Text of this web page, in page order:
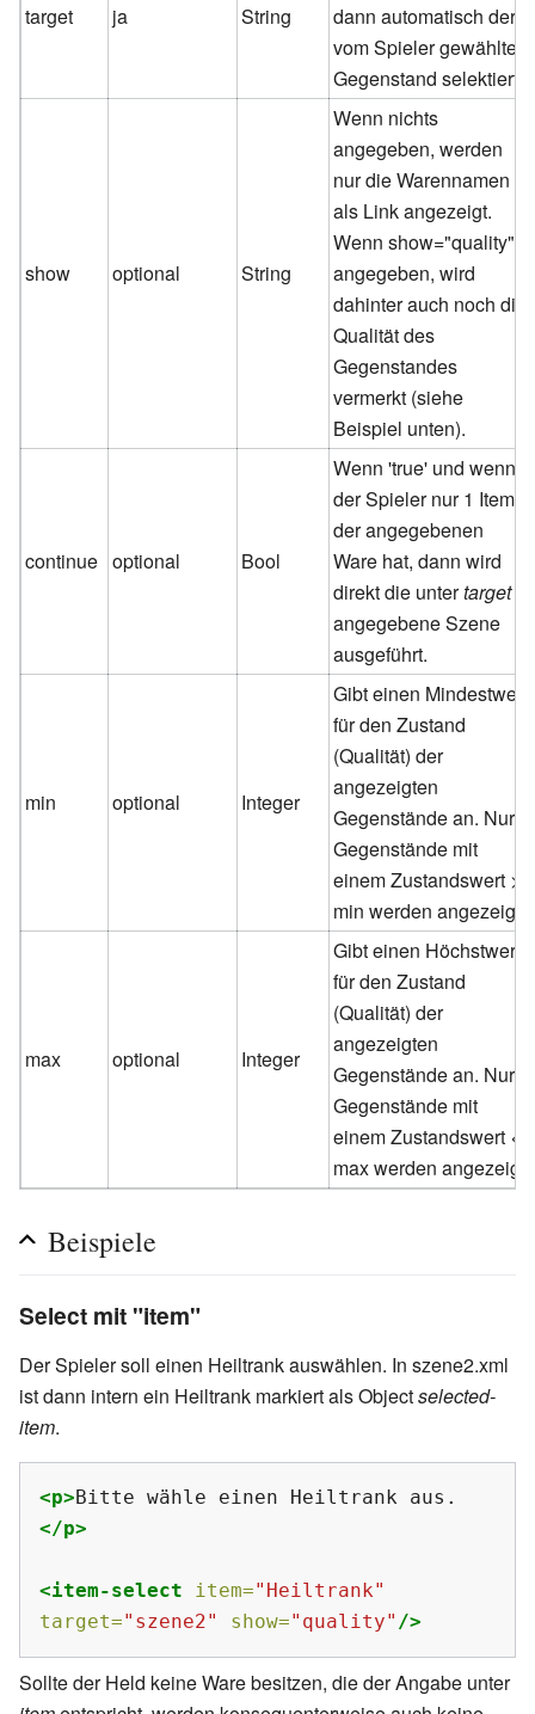
target ja String
dann automatisch der
vom Spieler gewählte
Gegenstand selektiert.
show optional String
Wenn nichts
angegeben, werden
nur die Warennamen
als Link angezeigt.
Wenn show="quality"
angegeben, wird
dahinter auch noch die
Qualität des
Gegenstandes
vermerkt (siehe
Beispiel unten).
continue optional Bool
Wenn 'true' und wenn
der Spieler nur 1 Item
der angegebenen
Ware hat, dann wird
direkt die untertarget
angegebene Szene
ausgeführt.
min optional Integer
Gibt einen Mindestwert
für den Zustand
(Qualität) der
angezeigten
Gegenstände an. Nur
Gegenstände mit
einem Zustandswert >=
min werden angezeigt.
max optional Integer
Gibt einen Höchstwert
für den Zustand
(Qualität) der
angezeigten
Gegenstände an. Nur
Gegenstände mit
einem Zustandswert <=
max werden angezeigt.
Beispiele
Select mit "item"
Der Spieler soll einen Heiltrank auswählen. In szene2.xml
ist dann intern ein Heiltrank markiert als Objectselected-
item.
<p>Bitte wähle einen Heiltrank aus.
</p>
<item-select item="Heiltrank"
target="szene2" show="quality" />
Sollte der Held keine Ware besitzen, die der Angabe unter